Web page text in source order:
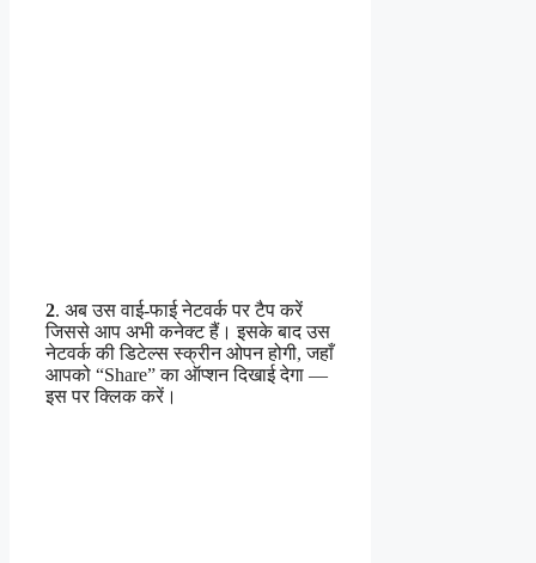
2. अब उस वाई-फाई नेटवर्क पर टैप करें
जिससे आप अभी कनेक्ट हैं। इसके बाद उस
नेटवर्क की डिटेल्स स्क्रीन ओपन होगी, जहाँ
आपको “Share” का ऑप्शन दिखाई देगा —
इस पर क्लिक करें।